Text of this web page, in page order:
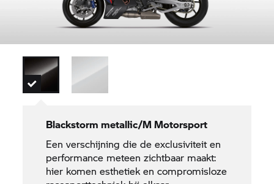
Blackstorm metallic/M Motorsport
Een verschijning die de exclusiviteit en
performance meteen zichtbaar maakt:
hier komen esthetiek en compromisloze